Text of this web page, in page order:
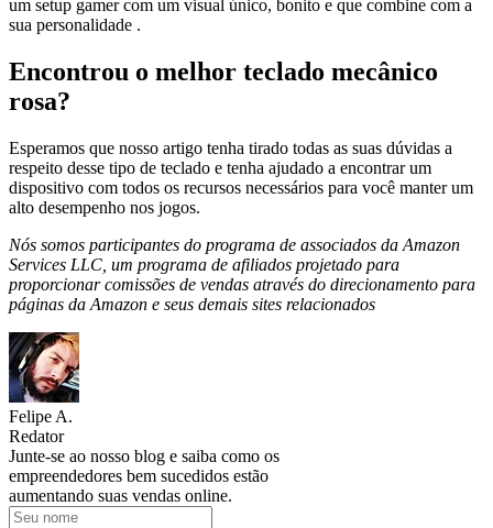
um setup gamer com um visual único, bonito e que combine com a
sua personalidade .
Encontrou o melhor teclado mecânico
rosa?
Esperamos que nosso artigo tenha tirado todas as suas dúvidas a
respeito desse tipo de teclado e tenha ajudado a encontrar um
dispositivo com todos os recursos necessários para você manter um
alto desempenho nos jogos.
Nós somos participantes do programa de associados da Amazon
Services LLC, um programa de afiliados projetado para
proporcionar comissões de vendas através do direcionamento para
páginas da Amazon e seus demais sites relacionados
Felipe A.
Redator
Junte-se ao nosso blog e saiba como os
empreendedores bem sucedidos estão
aumentando suas vendas online.